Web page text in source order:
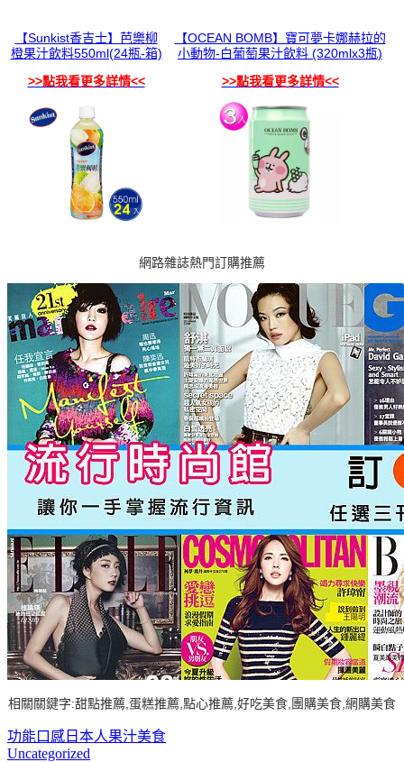
【Sunkist香吉士】芭樂柳
橙果汁飲料550ml(24瓶-箱)
>>點我看更多詳情<<
【OCEAN BOMB】寶可夢卡娜赫拉的
小動物-白葡萄果汁飲料 (320mlx3瓶)
>>點我看更多詳情<<
網路雜誌熱門訂購推薦
相關關鍵字:甜點推薦,蛋糕推薦,點心推薦,好吃美食,團購美食,網購美食
功能 口感 日本人果汁美食
Uncategorized